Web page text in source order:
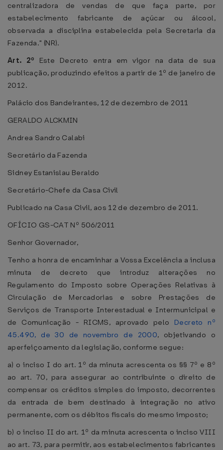
centralizadora de vendas de que faça parte, por
estabelecimento fabricante de açúcar ou álcool,
observada a disciplina estabelecida pela Secretaria da
Fazenda." (NR).
Art. 2º Este Decreto entra em vigor na data de sua
publicação, produzindo efeitos a partir de 1º de janeiro de
2012.
Palácio dos Bandeirantes, 12 de dezembro de 2011
GERALDO ALCKMIN
Andrea Sandro Calabi
Secretário da Fazenda
Sidney Estanislau Beraldo
Secretário-Chefe da Casa Civil
Publicado na Casa Civil, aos 12 de dezembro de 2011.
OFÍCIO GS-CAT Nº 506/2011
Senhor Governador,
Tenho a honra de encaminhar a Vossa Excelência a inclusa
minuta de decreto que introduz alterações no
Regulamento do Imposto sobre Operações Relativas à
Circulação de Mercadorias e sobre Prestações de
Serviços de Transporte Interestadual e Intermunicipal e
de Comunicação - RICMS, aprovado pelo Decreto nº
45.490, de 30 de novembro de 2000, objetivando o
aperfeiçoamento da legislação, conforme segue:
a) o inciso I do art. 1º da minuta acrescenta os §§ 7º e 8º
ao art. 70, para assegurar ao contribuinte o direito de
compensar os créditos simples do imposto, decorrentes
da entrada de bem destinado à integração no ativo
permanente, com os débitos fiscais do mesmo imposto;
b) o inciso II do art. 1º da minuta acrescenta o inciso VIII
ao art. 73, para permitir, aos estabelecimentos fabricantes